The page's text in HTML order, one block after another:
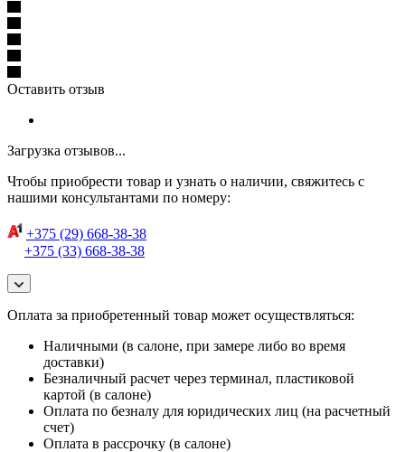
Оставить отзыв
Загрузка отзывов...
Чтобы приобрести товар и узнать о наличии, свяжитесь с
нашими консультантами по номеру:
+375 (29) 668-38-38
+375 (33) 668-38-38
Оплата за приобретенный товар может осуществляться:
Наличными (в салоне, при замере либо во время
доставки)
Безналичный расчет через терминал, пластиковой
картой (в салоне)
Оплата по безналу для юридических лиц (на расчетный
счет)
Оплата в рассрочку (в салоне)